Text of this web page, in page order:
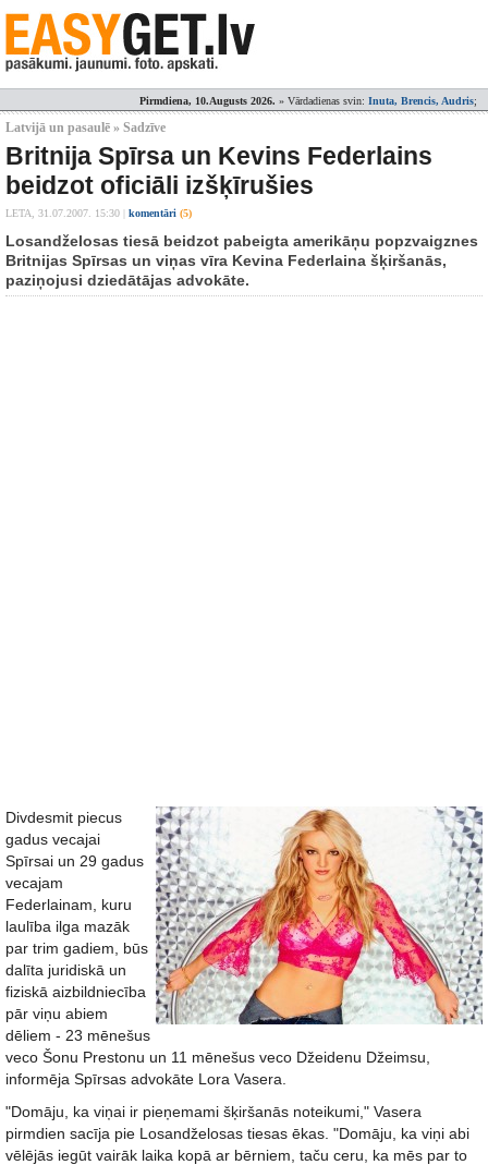
Pirmdiena, 10.Augusts 2026. » Vārdadienas svin: Inuta, Brencis, Audris;
Latvijā un pasaulē » Sadzīve
Britnija Spīrsa un Kevins Federlains
beidzot oficiāli izšķīrušies
LETA, 31.07.2007. 15:30 komentāri (5)
Losandželosas tiesā beidzot pabeigta amerikāņu popzvaigznes
Britnijas Spīrsas un viņas vīra Kevina Federlaina šķiršanās,
paziņojusi dziedātājas advokāte.
Divdesmit piecus
gadus vecajai
Spīrsai un 29 gadus
vecajam
Federlainam, kuru
laulība ilga mazāk
par trim gadiem, būs
dalīta juridiskā un
fiziskā aizbildniecība
pār viņu abiem
dēliem - 23 mēnešus
veco Šonu Prestonu un 11 mēnešus veco Džeidenu Džeimsu,
informēja Spīrsas advokāte Lora Vasera.
"Domāju, ka viņai ir pieņemami šķiršanās noteikumi," Vasera
pirmdien sacīja pie Losandželosas tiesas ēkas. "Domāju, ka viņi abi
vēlējās iegūt vairāk laika kopā ar bērniem, taču ceru, ka mēs par to